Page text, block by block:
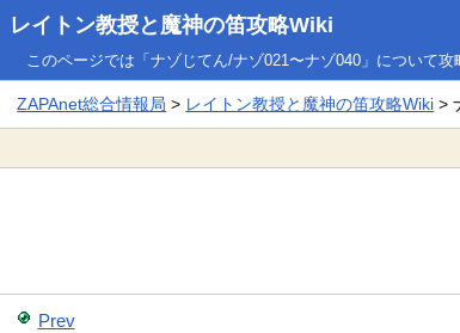
レイトン教授と魔神の笛攻略Wiki
このページでは「ナゾじてん/ナゾ021〜ナゾ040」について攻
ZAPAnet総合情報局 > レイトン教授と魔神の笛攻略Wiki >
Prev